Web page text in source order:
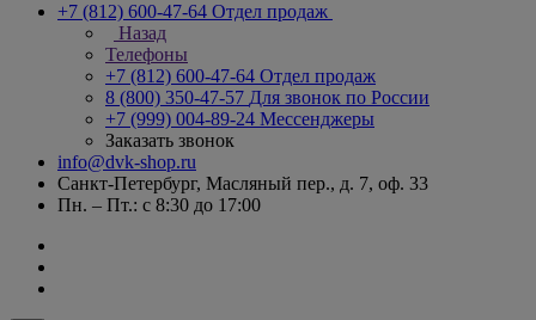
+7 (812) 600-47-64 Отдел продаж
Назад
Телефоны
+7 (812) 600-47-64 Отдел продаж
8 (800) 350-47-57 Для звонок по России
+7 (999) 004-89-24 Мессенджеры
Заказать звонок
info@dvk-shop.ru
Санкт-Петербург, Масляный пер., д. 7, оф. 33
Пн. – Пт.: с 8:30 до 17:00